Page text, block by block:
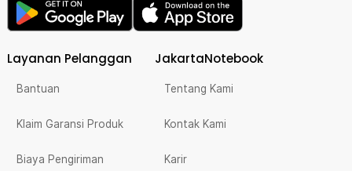
Layanan Pelanggan
Bantuan
Klaim Garansi Produk
Biaya Pengiriman
JakartaNotebook
Tentang Kami
Kontak Kami
Karir